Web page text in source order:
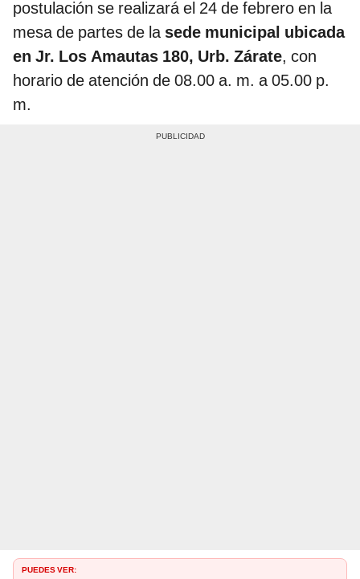
postulación se realizará el 24 de febrero en la
mesa de partes de la sede municipal ubicada
en Jr. Los Amautas 180, Urb. Zárate, con
horario de atención de 08.00 a. m. a 05.00 p.
m.
PUEDES VER: